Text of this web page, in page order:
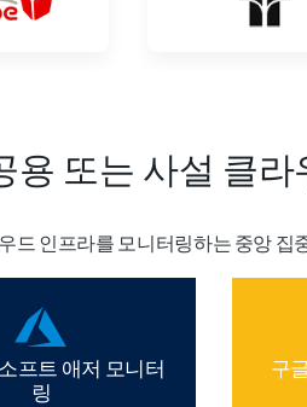
용 또는 사설 클
인프라를 모니터링하는 중앙 집
프트 애저 모니터
링
구